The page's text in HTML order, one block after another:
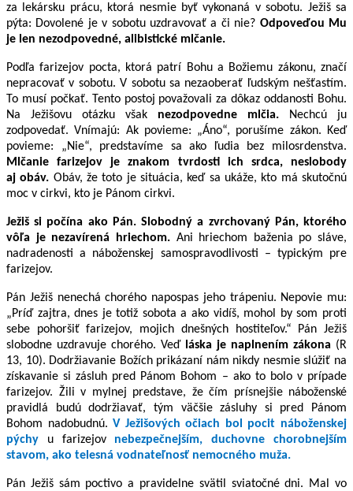
za lekársku prácu, ktorá nesmie byť vykonaná v sobotu. Ježiš sa
pýta: Dovolené je v sobotu uzdravovať a či nie? Odpoveďou Mu
je len nezodpovedné, alibistické mlčanie.
Podľa farizejov pocta, ktorá patrí Bohu a Božiemu zákonu, značí
nepracovať v sobotu. V sobotu sa nezaoberať ľudským nešťastím.
To musí počkať. Tento postoj považovali za dôkaz oddanosti Bohu.
Na Ježišovu otázku však nezodpovedne mlčia. Nechcú ju
zodpovedať. Vnímajú: Ak povieme: „Áno“, porušíme zákon. Keď
povieme: „Nie“, predstavíme sa ako ľudia bez milosrdenstva.
Mlčanie farizejov je znakom tvrdosti ich srdca, neslobody
aj obáv. Obáv, že toto je situácia, keď sa ukáže, kto má skutočnú
moc v cirkvi, kto je Pánom cirkvi.
Ježiš si počína ako Pán. Slobodný a zvrchovaný Pán, ktorého
vôľa je nezavírená hriechom. Ani hriechom baženia po sláve,
nadradenosti a náboženskej samospravodlivosti – typickým pre
farizejov.
Pán Ježiš nenechá chorého napospas jeho trápeniu. Nepovie mu:
„Príď zajtra, dnes je totiž sobota a ako vidíš, mohol by som proti
sebe pohoršiť farizejov, mojich dnešných hostiteľov.“ Pán Ježiš
slobodne uzdravuje chorého. Veď láska je naplnením zákona (R
13, 10). Dodržiavanie Božích prikázaní nám nikdy nesmie slúžiť na
získavanie si zásluh pred Pánom Bohom – ako to bolo v prípade
farizejov. Žili v mylnej predstave, že čím prísnejšie náboženské
pravidlá budú dodržiavať, tým väčšie zásluhy si pred Pánom
Bohom nadobudnú.V Ježišových očiach bol pocit náboženskej
pýchy
u farizejov nebezpečnejším, duchovne chorobnejším
stavom, ako telesná vodnateľnosť nemocného muža.
Pán Ježiš sám poctivo a pravidelne svätil sviatočné dni. Mal vo